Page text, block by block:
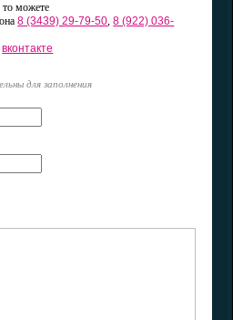
то можете
8 (3439) 29-79-50,8 (922) 036-
вконтакте
для заполнения